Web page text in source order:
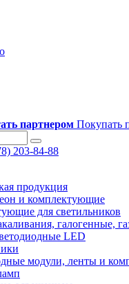
партнером Покупать
203-84-88
продукция
и комплектующие
для светильников
галогенные,
LED
модули, ленты и